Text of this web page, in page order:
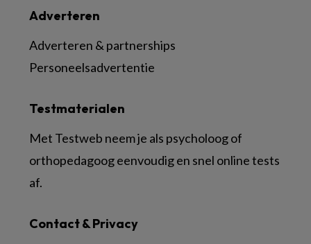
Contact & Privacy
Testmaterialen
Met Testweb neem je als psycholoog of
orthopedagoog eenvoudig en snel online tests
af.
Adverteren
Adverteren & partnerships
Personeelsadvertentie